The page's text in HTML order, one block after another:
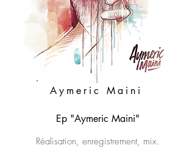
Aymeric Maini
Ep "Aymeric Maini"
Réalisation, enregistrement, mix.